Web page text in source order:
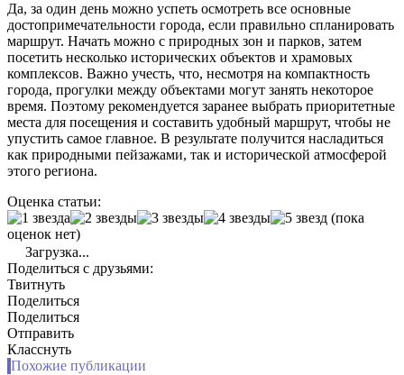
Да, за один день можно успеть осмотреть все основные
достопримечательности города, если правильно спланировать
маршрут. Начать можно с природных зон и парков, затем
посетить несколько исторических объектов и храмовых
комплексов. Важно учесть, что, несмотря на компактность
города, прогулки между объектами могут занять некоторое
время. Поэтому рекомендуется заранее выбрать приоритетные
места для посещения и составить удобный маршрут, чтобы не
упустить самое главное. В результате получится насладиться
как природными пейзажами, так и исторической атмосферой
этого региона.
Оценка статьи:
(пока
оценок нет)
Загрузка...
Поделиться с друзьями:
Твитнуть
Поделиться
Поделиться
Отправить
Класснуть
Похожие публикации